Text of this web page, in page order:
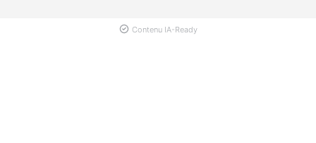
Contenu IA-Ready